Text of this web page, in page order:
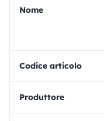
Nome
Codice articolo
Produttore